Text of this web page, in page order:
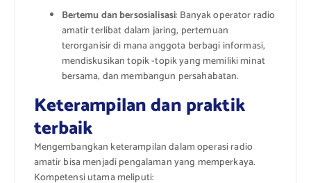
Bertemu dan bersosialisasi: Banyak operator radio
amatir terlibat dalam jaring, pertemuan
terorganisir di mana anggota berbagi informasi,
mendiskusikan topik -topik yang memiliki minat
bersama, dan membangun persahabatan.
Keterampilan dan praktik
terbaik
Mengembangkan keterampilan dalam operasi radio
amatir bisa menjadi pengalaman yang memperkaya.
Kompetensi utama meliputi: